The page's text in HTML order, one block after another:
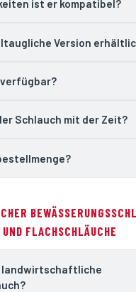
ist er kompatibel?
Version
verfügbar?
Schlauch mit der Zeit?
FLACHSCHLÄUCHE
landwirtschaftliche